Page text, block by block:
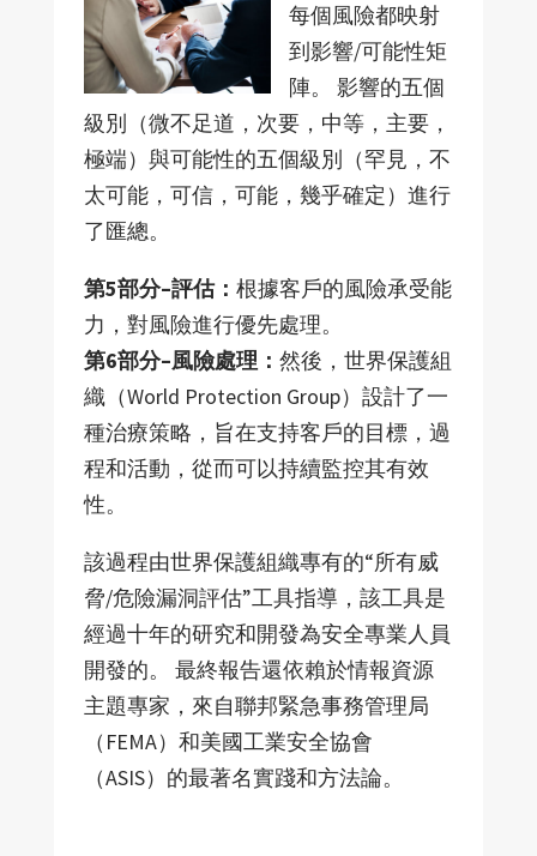
每個風險都映射
到影響/可能性矩
陣。 影響的五個
級別（微不足道，次要，中等，主要，
極端）與可能性的五個級別（罕見，不
太可能，可信，可能，幾乎確定）進行
了匯總。
第5部分–評估： 根據客戶的風險承受能
力，對風險進行優先處理。
第6部分–風險處理： 然後，世界保護組
織（World Protection Group）設計了一
種治療策略，旨在支持客戶的目標，過
程和活動，從而可以持續監控其有效
性。
該過程由世界保護組織專有的“所有威
脅/危險漏洞評估”工具指導，該工具是
經過十年的研究和開發為安全專業人員
開發的。 最終報告還依賴於情報資源
主題專家，來自聯邦緊急事務管理局
（FEMA）和美國工業安全協會
（ASIS）的最著名實踐和方法論。